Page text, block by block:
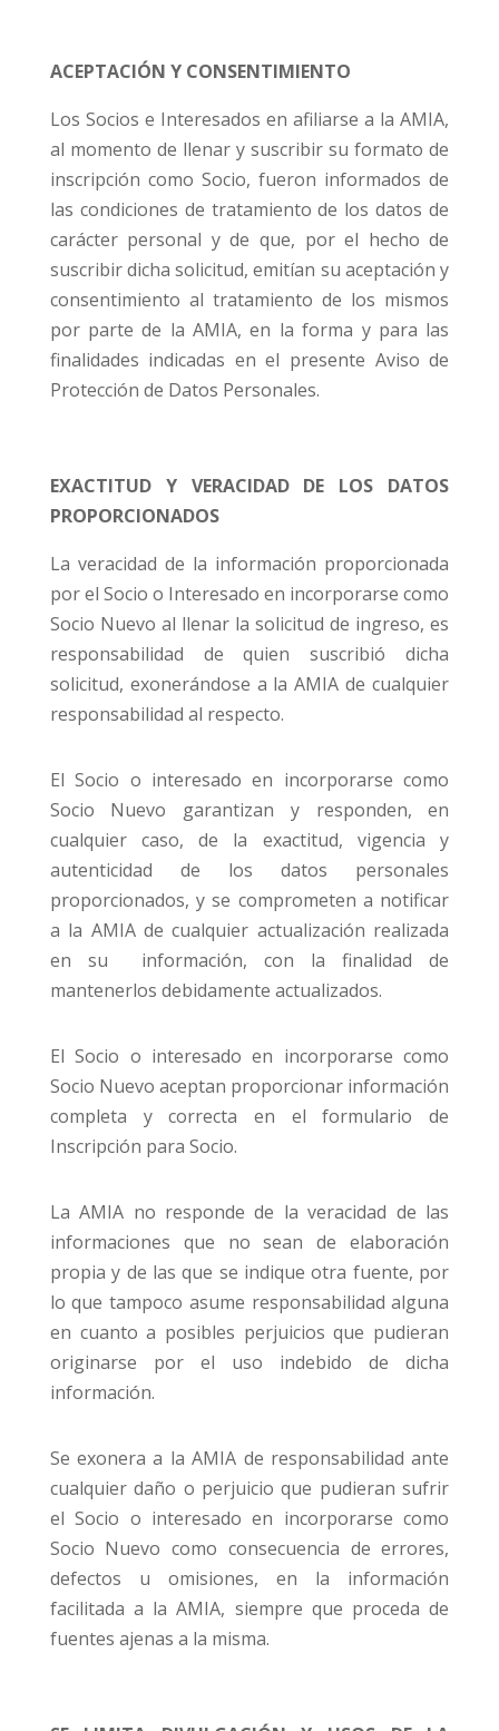
ACEPTACIÓN Y CONSENTIMIENTO
Los Socios e Interesados en afiliarse a la AMIA,
al momento de llenar y suscribir su formato de
inscripción como Socio, fueron informados de
las condiciones de tratamiento de los datos de
carácter personal y de que, por el hecho de
suscribir dicha solicitud, emitían su aceptación y
consentimiento al tratamiento de los mismos
por parte de la AMIA, en la forma y para las
finalidades indicadas en el presente Aviso de
Protección de Datos Personales.
EXACTITUD Y VERACIDAD DE LOS DATOS
PROPORCIONADOS
La veracidad de la información proporcionada
por el Socio o Interesado en incorporarse como
Socio Nuevo al llenar la solicitud de ingreso, es
responsabilidad de quien suscribió dicha
solicitud, exonerándose a la AMIA de cualquier
responsabilidad al respecto.
El Socio o interesado en incorporarse como
Socio Nuevo garantizan y responden, en
cualquier caso, de la exactitud, vigencia y
autenticidad de los datos personales
proporcionados, y se comprometen a notificar
a la AMIA de cualquier actualización realizada
en su información, con la finalidad de
mantenerlos debidamente actualizados.
El Socio o interesado en incorporarse como
Socio Nuevo aceptan proporcionar información
completa y correcta en el formulario de
Inscripción para Socio.
La AMIA no responde de la veracidad de las
informaciones que no sean de elaboración
propia y de las que se indique otra fuente, por
lo que tampoco asume responsabilidad alguna
en cuanto a posibles perjuicios que pudieran
originarse por el uso indebido de dicha
información.
Se exonera a la AMIA de responsabilidad ante
cualquier daño o perjuicio que pudieran sufrir
el Socio o interesado en incorporarse como
Socio Nuevo como consecuencia de errores,
defectos u omisiones, en la información
facilitada a la AMIA, siempre que proceda de
fuentes ajenas a la misma.